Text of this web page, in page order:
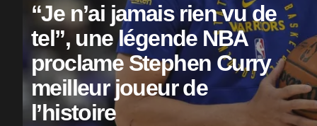
“Je n’ai jamais rien vu de
tel”, une légende NBA
proclame Stephen Curry
meilleur joueur de
l’histoire